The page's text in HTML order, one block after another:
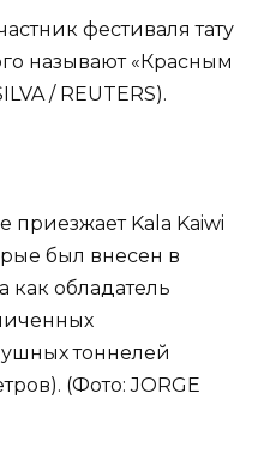
фестиваля тату
называют «Красным
/ REUTERS).
приезжает Kala Kaiwi
был внесен в
как обладатель
тоннелей
(Фото: JORGE